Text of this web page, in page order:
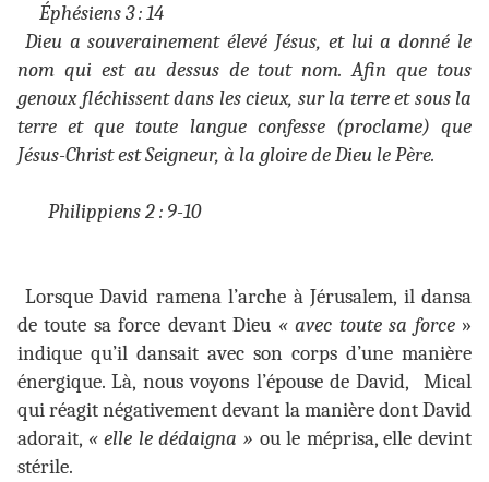
Éphésiens 3 : 14
Dieu a souverainement élevé Jésus, et lui a donné le
nom qui est au dessus de tout nom. Afin que tous
genoux fléchissent dans les cieux, sur la terre et sous la
terre et que toute langue confesse (proclame) que
Jésus-Christ est Seigneur, à la gloire de Dieu le Père.
Philippiens 2 : 9-10
Lorsque David ramena l’arche à Jérusalem, il dansa
de toute sa force devant Dieu « avec toute sa force»
indique qu’il dansait avec son corps d’une manière
énergique. Là, nous voyons l’épouse de David,
Mical
qui réagit négativement devant la manière dont David
adorait, « elle le dédaigna » ou le méprisa, elle devint
stérile.